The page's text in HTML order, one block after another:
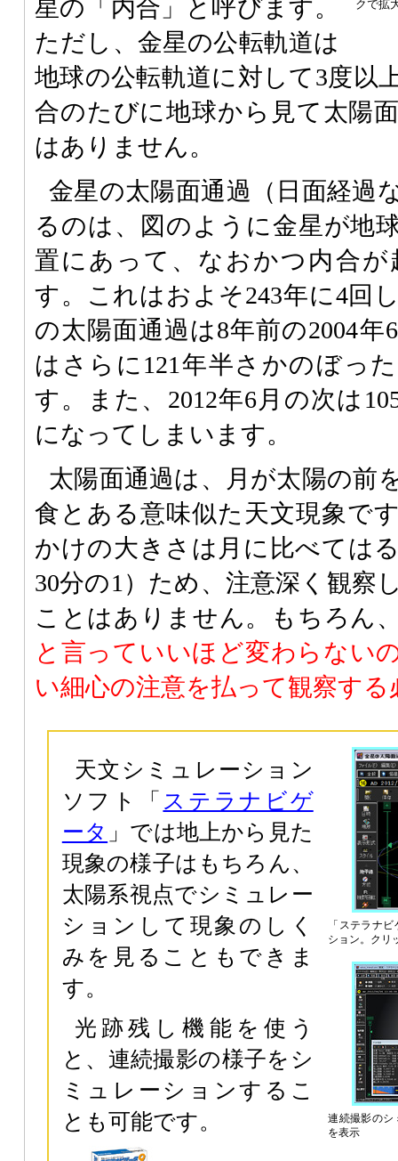
クで拡
星の「内合」と呼びます。
ただし、金星の公転軌道は
地球の公転軌道に対して3度以
合のたびに地球から見て太陽
はありません。
金星の太陽面通過（日面経過
るのは、図のように金星が地
置にあって、なおかつ内合
す。これはおよそ243年に4回
の太陽面通過は8年前の2004
はさらに121年半さかのぼっ
す。また、2012年6月の次は
になってしまいます。
太陽面通過は、月が太陽の前
食とある意味似た天文現象で
かけの大きさは月に比べては
30分の1）ため、注意深く観察
ことはありません。もちろん
と言っていいほど変わらない
い細心の注意を払って観察す
「ステラナ
ション。クリ
連続撮影のシ
を表示
天文シミュレーション
ソフト「 ステラナビゲ
ータ 」では地上から見た
現象の様子はもちろん、
太陽系視点でシミュレー
ションして現象のしく
みを見ることもできま
す。
光跡残し機能を使う
と、連続撮影の様子をシ
ミュレーションするこ
とも可能です。